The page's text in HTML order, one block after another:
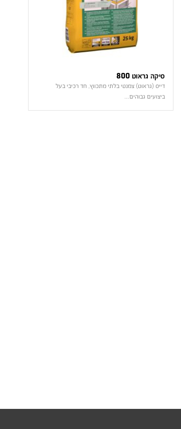
סיקה גראוט 800
דייס (גראוט) צמנטי בלתי מתכווץ, חד רכיבי בעל
ביצועים גבוהים…